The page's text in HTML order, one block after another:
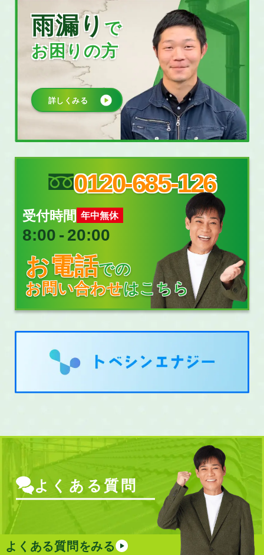
雨漏りで
お困りの方
詳しくみる
0120-685-126
受付時間 年中無休
8:00 ‐20:00
お電話での
お問い合わせはこちら
よくある質問
よくある質問をみる